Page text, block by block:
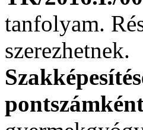
tanfolyam.
szerezhetnek.